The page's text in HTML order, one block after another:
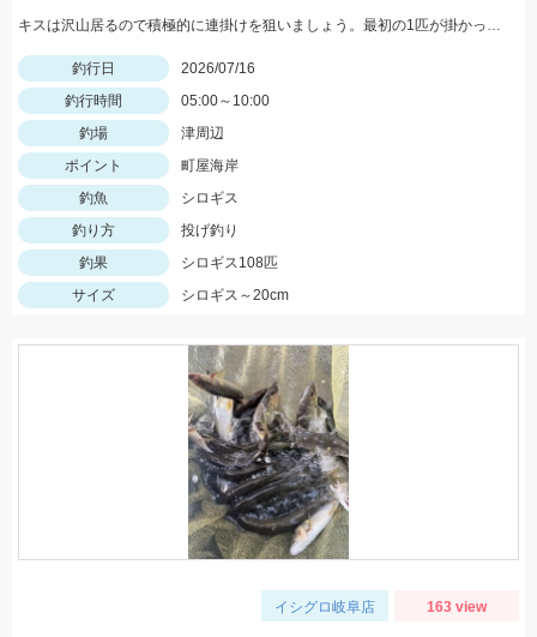
キスは沢山居るので積極的に連掛けを狙いましょう。最初の1匹が掛かった後、仕掛けをサビく速度をしっかり落とすと追い喰いを狙えます。針に長時間刺したままのふやけた餌は非常に喰いが悪いです。2～3投 投げた後でも針に残った餌は惜しまずに付け直しましょう。
釣行日
2026/07/16
釣行時間
05:00～10:00
釣場
津周辺
ポイント
町屋海岸
釣魚
シロギス
釣り方
投げ釣り
釣果
シロギス108匹
サイズ
シロギス～20cm
イシグロ岐阜店 163 view